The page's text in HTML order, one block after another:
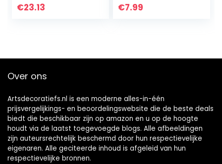
kinderen lederen
€23.13
stretchy haarband
€7.99
Over ons
Artsdecoratiefs.nl is een moderne alles-in-één
prijsvergelijkings- en beoordelingswebsite die de beste deals
biedt die beschikbaar zijn op amazon en u op de hoogte
houdt via de laatst toegevoegde blogs. Alle afbeeldingen
zijn auteursrechtelijk beschermd door hun respectievelijke
eigenaren. Alle geciteerde inhoud is afgeleid van hun
respectievelijke bronnen.